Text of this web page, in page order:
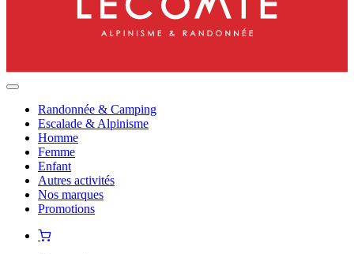
Randonnée & Camping
Escalade & Alpinisme
Homme
Femme
Enfant
Autres activités
Nos marques
Promotions